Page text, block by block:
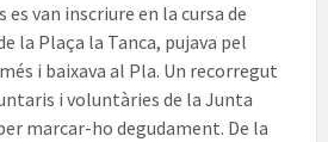
es van inscriure en la cursa de
la Plaça la Tanca, pujava pel
i baixava al Pla. Un recorregut
i voluntàries de la Junta
marcar-ho degudament. De la